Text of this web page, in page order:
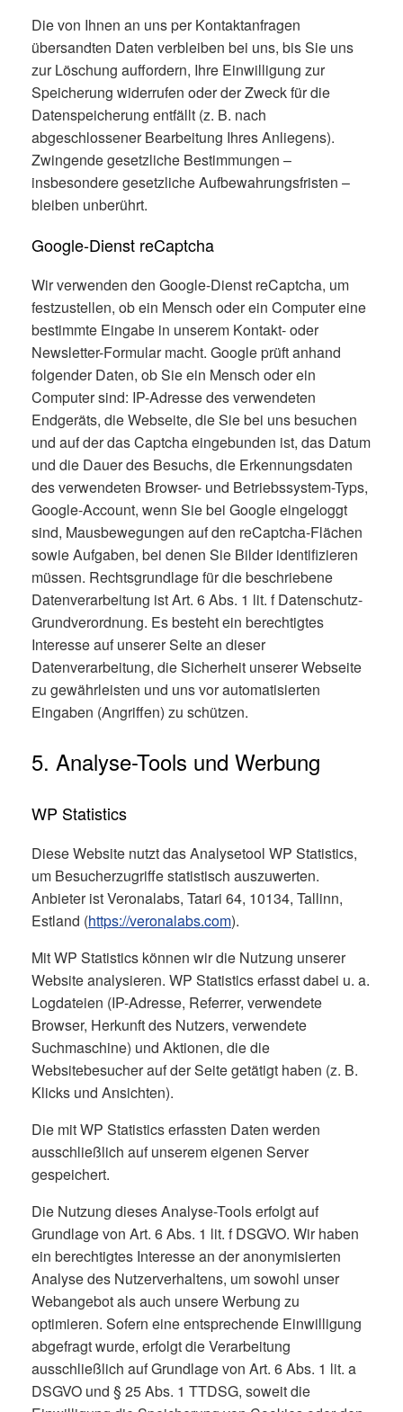
Die von Ihnen an uns per Kontaktanfragen
übersandten Daten verbleiben bei uns, bis Sie uns
zur Löschung auffordern, Ihre Einwilligung zur
Speicherung widerrufen oder der Zweck für die
Datenspeicherung entfällt (z. B. nach
abgeschlossener Bearbeitung Ihres Anliegens).
Zwingende gesetzliche Bestimmungen –
insbesondere gesetzliche Aufbewahrungsfristen –
bleiben unberührt.
Google-Dienst reCaptcha
Wir verwenden den Google-Dienst reCaptcha, um
festzustellen, ob ein Mensch oder ein Computer eine
bestimmte Eingabe in unserem Kontakt- oder
Newsletter-Formular macht. Google prüft anhand
folgender Daten, ob Sie ein Mensch oder ein
Computer sind: IP-Adresse des verwendeten
Endgeräts, die Webseite, die Sie bei uns besuchen
und auf der das Captcha eingebunden ist, das Datum
und die Dauer des Besuchs, die Erkennungsdaten
des verwendeten Browser- und Betriebssystem-Typs,
Google-Account, wenn Sie bei Google eingeloggt
sind, Mausbewegungen auf den reCaptcha-Flächen
sowie Aufgaben, bei denen Sie Bilder identifizieren
müssen. Rechtsgrundlage für die beschriebene
Datenverarbeitung ist Art. 6 Abs. 1 lit. f Datenschutz-
Grundverordnung. Es besteht ein berechtigtes
Interesse auf unserer Seite an dieser
Datenverarbeitung, die Sicherheit unserer Webseite
zu gewährleisten und uns vor automatisierten
Eingaben (Angriffen) zu schützen.
5. Analyse-Tools und Werbung
WP Statistics
Diese Website nutzt das Analysetool WP Statistics,
um Besucherzugriffe statistisch auszuwerten.
Anbieter ist Veronalabs, Tatari 64, 10134, Tallinn,
Estland (https://veronalabs.com).
Mit WP Statistics können wir die Nutzung unserer
Website analysieren. WP Statistics erfasst dabei u. a.
Logdateien (IP-Adresse, Referrer, verwendete
Browser, Herkunft des Nutzers, verwendete
Suchmaschine) und Aktionen, die die
Websitebesucher auf der Seite getätigt haben (z. B.
Klicks und Ansichten).
Die mit WP Statistics erfassten Daten werden
ausschließlich auf unserem eigenen Server
gespeichert.
Die Nutzung dieses Analyse-Tools erfolgt auf
Grundlage von Art. 6 Abs. 1 lit. f DSGVO. Wir haben
ein berechtigtes Interesse an der anonymisierten
Analyse des Nutzerverhaltens, um sowohl unser
Webangebot als auch unsere Werbung zu
optimieren. Sofern eine entsprechende Einwilligung
abgefragt wurde, erfolgt die Verarbeitung
ausschließlich auf Grundlage von Art. 6 Abs. 1 lit. a
DSGVO und § 25 Abs. 1 TTDSG, soweit die